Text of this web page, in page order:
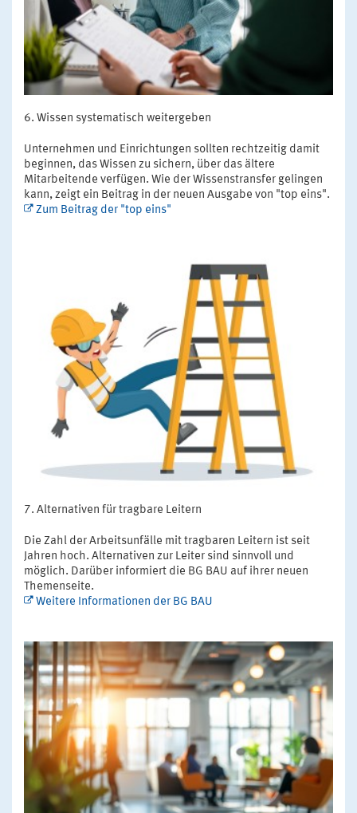
Wissen systematisch weitergeben
Unternehmen und Einrichtungen sollten rechtzeitig damit
beginnen, das Wissen zu sichern, über das ältere
Mitarbeitende verfügen. Wie der Wissenstransfer gelingen
kann, zeigt ein Beitrag in der neuen Ausgabe von "top eins".
Zum Beitrag der "top eins"
Alternativen für tragbare Leitern
Die Zahl der Arbeitsunfälle mit tragbaren Leitern ist seit
Jahren hoch. Alternativen zur Leiter sind sinnvoll und
möglich. Darüber informiert die BG BAU auf ihrer neuen
Themenseite.
Weitere Informationen der BG BAU